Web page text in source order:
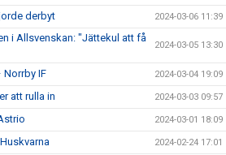
derbyt 2024-03-06 11:39
i Allsvenskan: "Jättekul att få
2024-03-05 13:30
Norrby IF 2024-03-04 19:09
att rulla in 2024-03-03 09:57
2024-03-01 18:09
2024-02-24 17:01